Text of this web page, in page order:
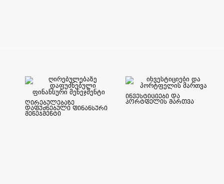
ღირებულებაზე
დაფუძნებული ფინანსური
მენეჯმენტი
ინვესტიციები და
პორტფელის მართვა